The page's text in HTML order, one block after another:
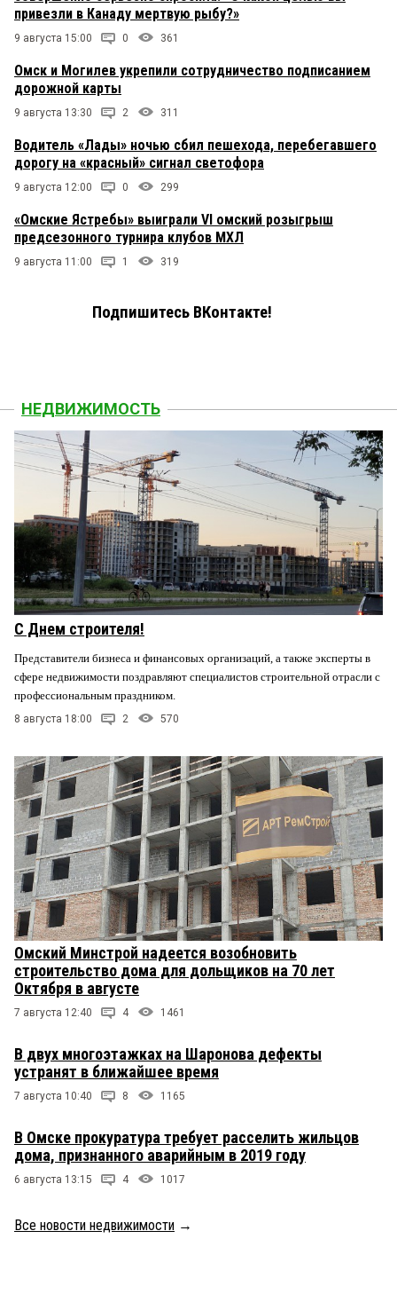
привезли в Канаду мертвую рыбу?»
9 августа 15:00 0 361
Омск и Могилев укрепили сотрудничество подписанием
дорожной карты
9 августа 13:30 2 311
Водитель «Лады» ночью сбил пешехода, перебегавшего
дорогу на «красный» сигнал светофора
9 августа 12:00 0 299
«Омские Ястребы» выиграли VI омский розыгрыш
предсезонного турнира клубов МХЛ
9 августа 11:00 1 319
Подпишитесь ВКонтакте!
НЕДВИЖИМОСТЬ
С Днем строителя!
Представители бизнеса и финансовых организаций, а также эксперты в
сфере недвижимости поздравляют специалистов строительной отрасли с
профессиональным праздником.
8 августа 18:00 2 570
Омский Минстрой надеется возобновить
строительство дома для дольщиков на 70 лет
Октября в августе
7 августа 12:40 4 1461
В двух многоэтажках на Шаронова дефекты
устранят в ближайшее время
7 августа 10:40 8 1165
В Омске прокуратура требует расселить жильцов
дома, признанного аварийным в 2019 году
6 августа 13:15 4 1017
Все новости недвижимости →